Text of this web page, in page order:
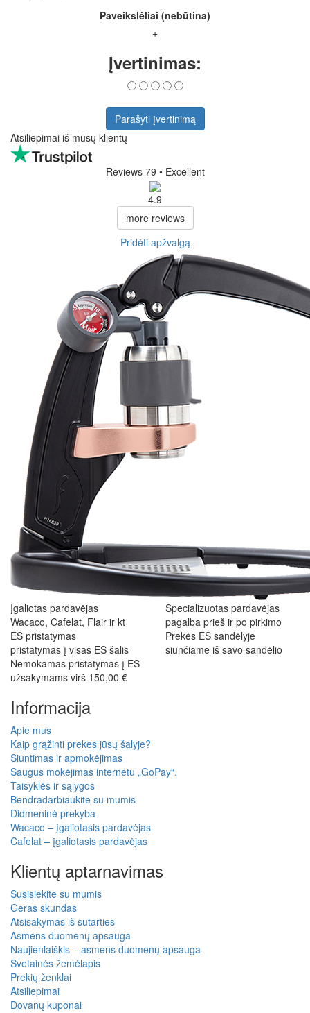
Paveikslėliai (nebūtina)
+
Įvertinimas:
Parašyti įvertinimą
Atsiliepimai iš mūsų klientų
Reviews 79 • Excellent
4.9
more reviews
Pridėti apžvalgą
Įgaliotas pardavėjas
Wacaco, Cafelat, Flair ir kt
Specializuotas pardavėjas
pagalba prieš ir po pirkimo
ES pristatymas
pristatymas į visas ES šalis
Prekės ES sandėlyje
siunčiame iš savo sandėlio
Nemokamas pristatymas į ES
užsakymams virš 150,00 €
Informacija
Apie mus
Kaip grąžinti prekes jūsų šalyje?
Siuntimas ir apmokėjimas
Saugus mokėjimas internetu „GoPay“.
Taisyklės ir sąlygos
Bendradarbiaukite su mumis
Didmeninė prekyba
Wacaco – įgaliotasis pardavėjas
Cafelat – įgaliotasis pardavėjas
Klientų aptarnavimas
Susisiekite su mumis
Geras skundas
Atsisakymas iš sutarties
Asmens duomenų apsauga
Naujienlaiškis – asmens duomenų apsauga
Svetainės žemėlapis
Prekių ženklai
Atsiliepimai
Dovanų kuponai